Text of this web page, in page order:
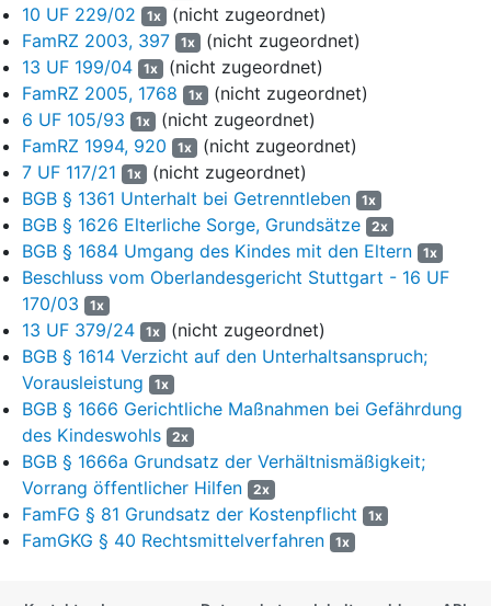
Mit Antragschrift vom 06.10.2025, der eine eidesstattliche
Versicherung beigefügt war, begehrte die Mutter die Aufhebung
der gemeinsamen elterlichen Sorge für den Teilbereich
Aufenthaltsbestimmungsrecht mit der Begründung, sie
beabsichtige mit den Kindern am 11.12.2025 nach Australien
auszureisen, wozu der Vater seine Zustimmung verweigere. Sie
machte glaubhaft, die Umzugspläne bestünden schon
mehrjährig. Ursprünglich sei eine gemeinsame Übersiedlung
geplant gewesen, nach dem Unfall des Vaters und intensiver
nach der Trennung verfolge die Mutter diese Pläne allein weiter.
Der Vater habe in der Vergangenheit seine Zustimmung
signalisiert, habe aber immer wieder Vertröstungen
ausgesprochen. Nachdem im Spätsommer 2025 die Pläne der
Mutter konkret mit einem beabsichtigten Ausreisedatum zum
11.12.2025 bekannt gegeben und die Zustimmung hierzu
erbeten worden sei, habe der Vater die Erteilung derselben an
den Abschluss einer notariellen Vereinbarung geknüpft, in der
neben konkreten Umgangsregelungen und Auskunftsrechten
auch weitere Scheidungsfolgen nebst Sanktionsmaßnahmen für
Umgangsstörungen vorgesehen seien. Wegen der Einzelheiten
der Antragschrift nebst Anlagen und des unter dem Datum des
11.09.2025 an die Verfahrensbevollmächtigte der Mutter
versandten diesbezüglichen Entwurfs der vom Vater verlangten
10 UF 229/02
1x (nicht zugeordnet)
FamRZ 2003, 397
1x (nicht zugeordnet)
13 UF 199/04
1x (nicht zugeordnet)
FamRZ 2005, 1768
1x (nicht zugeordnet)
6 UF 105/93
1x (nicht zugeordnet)
FamRZ 1994, 920
1x (nicht zugeordnet)
7 UF 117/21
1x (nicht zugeordnet)
BGB § 1361 Unterhalt bei Getrenntleben
1x
BGB § 1626 Elterliche Sorge, Grundsätze 2x
BGB § 1684 Umgang des Kindes mit den Eltern 1x
Beschluss vom Oberlandesgericht Stuttgart - 16 UF
170/03
1x
13 UF 379/24 1x (nicht zugeordnet)
BGB § 1614 Verzicht auf den Unterhaltsanspruch;
Vorausleistung
1x
BGB § 1666 Gerichtliche Maßnahmen bei Gefährdung
des Kindeswohls
2x
BGB § 1666a Grundsatz der Verhältnismäßigkeit;
Vorrang öffentlicher Hilfen
2x
FamFG § 81 Grundsatz der Kostenpflicht 1x
FamGKG § 40 Rechtsmittelverfahren 1x